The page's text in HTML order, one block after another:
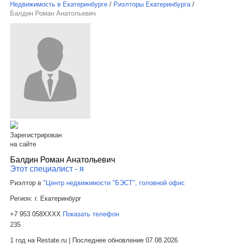
Недвижимость в Екатеринбурге / Риэлторы Екатеринбурга /
Балдин Роман Анатольевич
Зарегистрирован
на сайте
Балдин Роман Анатольевич
Этот специалист - я
Риэлтор в "Центр недвижимости "БЭСТ", головной офис
Регион: г. Екатеринбург
+7 953 058XXXX Показать телефон
235
1 год на Restate.ru | Последнее обновление 07.08.2026